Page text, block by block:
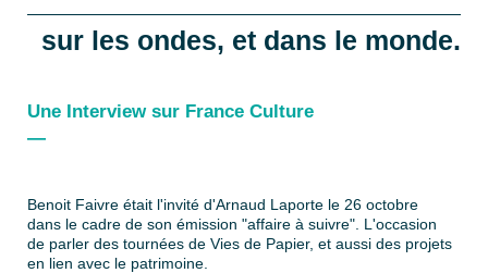
sur les ondes, et dans le monde.
Une Interview sur France Culture
—
Benoit Faivre était l'invité d'Arnaud Laporte le 26 octobre
dans le cadre de son émission "affaire à suivre". L'occasion
de parler des tournées de Vies de Papier, et aussi des projets
en lien avec le patrimoine.